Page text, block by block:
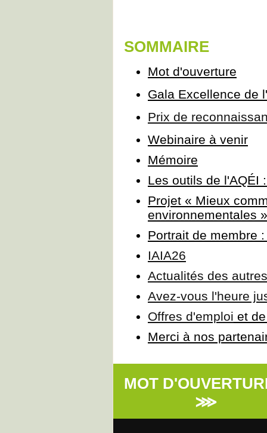
SOMMAIRE
Mot d'ouverture
Gala Excellence de
Prix de
Webinaire à venir
Mémoire
Les outils de l'AQÉI
Projet « Mieux
environnementales »
Portrait de membre
IAIA26
Actualités des
Avez-vous l'heure
Offres d'emploi et
Merci à nos
MOT
⋙